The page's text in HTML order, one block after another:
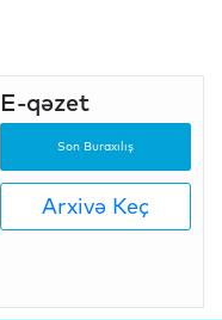
E-qəzet
Son Buraxılış
Arxivə Keç